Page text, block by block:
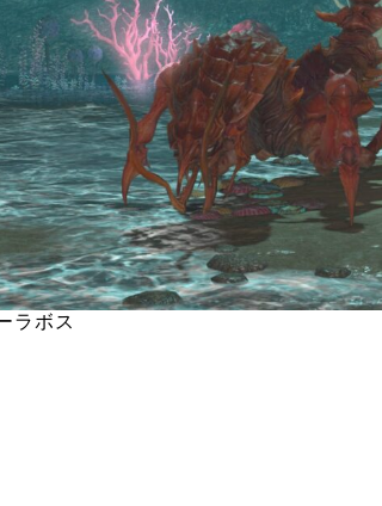
ラボス